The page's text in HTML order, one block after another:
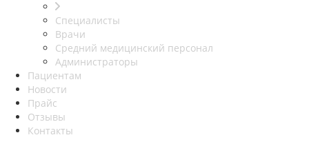
Специалисты
Врачи
Средний медицинский персонал
Администраторы
Пациентам
Новости
Прайс
Отзывы
Контакты